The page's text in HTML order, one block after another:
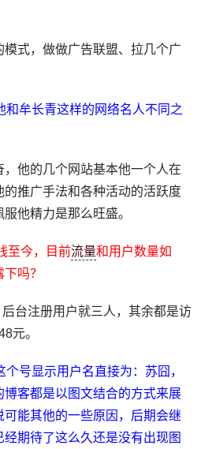
式，做做广告联盟、拉几个广
和牟长青这样的网络名人不同之
他的几个网站基本他一个人在
推广手法和各种活动的活跃度
他精力是那么旺盛。
至今，目前流量和用户数量如
吗？
台注册用户就三人，其余都是访
元。
号显示用户名直接为：苏囧，
客都是以图文结合的方式来展
能其他的一些原因，后期会继
期待了这么久还是没有出现图